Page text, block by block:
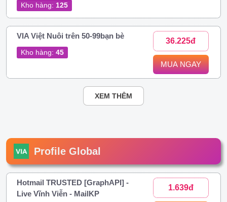
Kho hàng: 125
VIA Việt Nuôi trên 50-99bạn bè
Kho hàng: 45
36.225đ
MUA NGAY
XEM THÊM
Profile Global
Hotmail TRUSTED [GraphAPI] -
Live Vĩnh Viễn - MailKP
1.639đ